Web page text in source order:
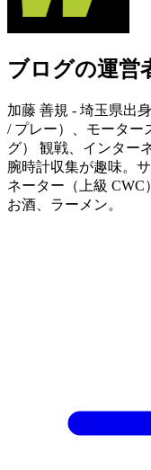
ブログの運営
加藤 善規 - 埼玉県出
/ プレー）、モーター
グ） 観戦、インター
腕時計収集が趣味。
ネーター（上級 CWC
お酒、ラーメン。